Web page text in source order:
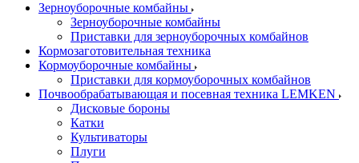
Зерноуборочные комбайны
Зерноуборочные комбайны
Приставки для зерноуборочных комбайнов
Кормозаготовительная техника
Кормоуборочные комбайны
Приставки для кормоуборочных комбайнов
Почвообрабатывающая и посевная техника LEMKEN
Дисковые бороны
Катки
Культиваторы
Плуги